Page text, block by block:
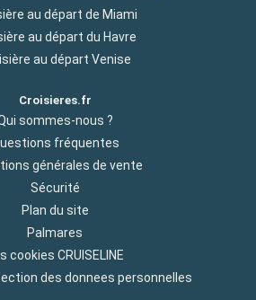
au départ de Miami
au départ du Havre
au départ Venise
Croisieres.fr
sommes-nous ?
fréquentes
générales de vente
Sécurité
Plan du site
Palmares
cookies CRUISELINE
des donnees personnelles